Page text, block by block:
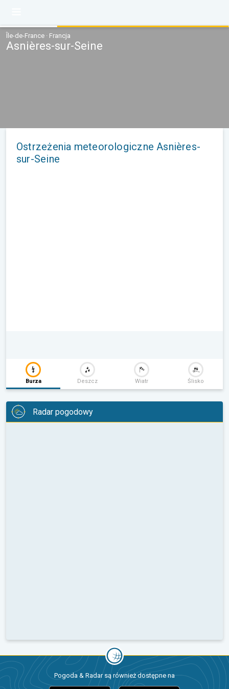
Île-de-France · Francja
Asnières-sur-Seine
Ostrzeżenia meteorologiczne Asnières-
sur-Seine
Burza Deszcz Wiatr Ślisko
Radar pogodowy
Pogoda & Radar są również dostępne na